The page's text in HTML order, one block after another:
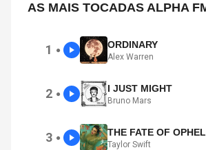
AS MAIS TOCADAS ALPHA
1 ● ORDINARY
Alex Warren
2 ● I JUST MIGHT
Bruno Mars
3 ● THE FATE OF
Taylor Swift